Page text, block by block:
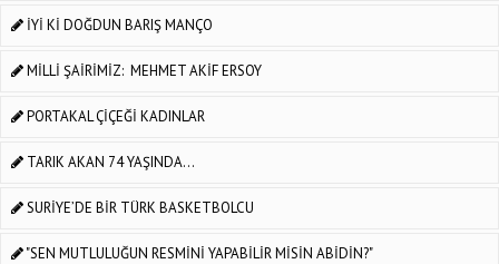
İYİ Kİ DOĞDUN BARIŞ MANÇO
MİLLİ ŞAİRİMİZ: MEHMET AKİF ERSOY
PORTAKAL ÇİÇEĞİ KADINLAR
TARIK AKAN 74 YAŞINDA...
SURİYE’DE BİR TÜRK BASKETBOLCU
"SEN MUTLULUĞUN RESMİNİ YAPABİLİR MİSİN ABİDİN?"